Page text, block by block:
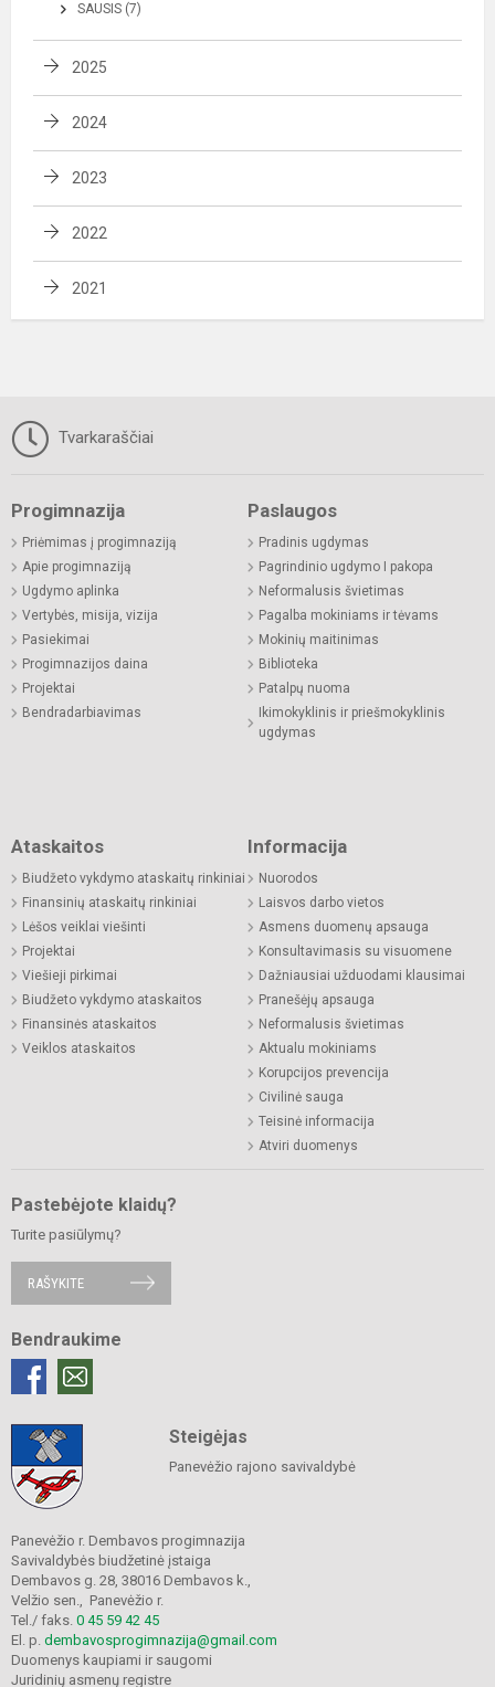
SAUSIS (7)
2025
2024
2023
2022
2021
Tvarkaraščiai
Progimnazija
Priėmimas į progimnaziją
Apie progimnaziją
Ugdymo aplinka
Vertybės, misija, vizija
Pasiekimai
Progimnazijos daina
Projektai
Bendradarbiavimas
Paslaugos
Pradinis ugdymas
Pagrindinio ugdymo I pakopa
Neformalusis švietimas
Pagalba mokiniams ir tėvams
Mokinių maitinimas
Biblioteka
Patalpų nuoma
Ikimokyklinis ir priešmokyklinis
ugdymas
Ataskaitos
Biudžeto vykdymo ataskaitų rinkiniai
Finansinių ataskaitų rinkiniai
Lėšos veiklai viešinti
Projektai
Viešieji pirkimai
Biudžeto vykdymo ataskaitos
Finansinės ataskaitos
Veiklos ataskaitos
Informacija
Nuorodos
Laisvos darbo vietos
Asmens duomenų apsauga
Konsultavimasis su visuomene
Dažniausiai užduodami klausimai
Pranešėjų apsauga
Neformalusis švietimas
Aktualu mokiniams
Korupcijos prevencija
Civilinė sauga
Teisinė informacija
Atviri duomenys
Pastebėjote klaidų?
Turite pasiūlymų?
RAŠYKITE
Bendraukime
Steigėjas
Panevėžio rajono savivaldybė
Panevėžio r. Dembavos progimnazija
Savivaldybės biudžetinė įstaiga
Dembavos g. 28, 38016 Dembavos k.,
Velžio sen., Panevėžio r.
Tel./ faks. 0 45 59 42 45
El. p. dembavosprogimnazija@gmail.com
Duomenys kaupiami ir saugomi
Juridinių asmenų registre